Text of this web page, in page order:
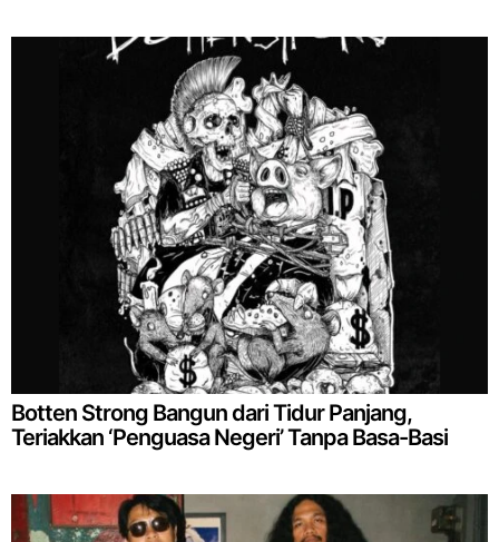
Botten Strong Bangun dari Tidur Panjang,
Teriakkan ‘Penguasa Negeri’ Tanpa Basa-Basi